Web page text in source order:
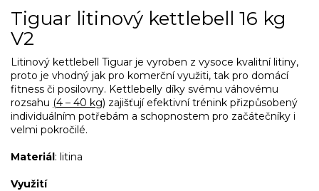
Tiguar litinový kettlebell 16 kg
V2
Litinový kettlebell Tiguar je vyroben z vysoce kvalitní litiny,
proto je vhodný jak pro komerční využiti, tak pro domácí
fitness či posilovny. Kettlebelly díky svému váhovému
rozsahu (4 – 40 kg) zajišťují efektivní trénink přizpůsobený
individuálním potřebám a schopnostem pro začátečníky i
velmi pokročilé.
Materiál: litina
Využití